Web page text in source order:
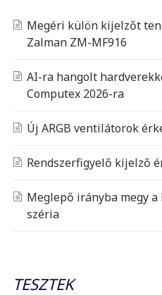
Megéri külön kijelzőt
Zalman ZM-MF916
AI-ra hangolt
Computex 2026-ra
Új ARGB ventilátorok
Rendszerfigyelő kijelző
Meglepő irányba megy a
széria
TESZTEK